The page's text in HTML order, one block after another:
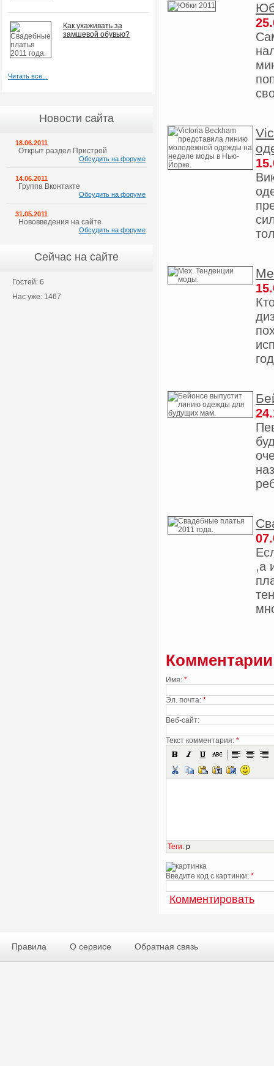
,а
Комментарии
Имя: *
Эл. почта: *
Веб-сайт:
Текст комментария: *
Теги: p
Введите код с картинки: *
Как ухаживать за
замшевой обувью?
Читать все...
Новости сайта
18.06.2011
Открыт раздел Пристрой
Обсудить на форуме
14.06.2011
Группа Вконтакте
Обсудить на форуме
31.05.2011
Нововведения на сайте
Обсудить на форуме
Сейчас на сайте
Гостей: 6
Нас уже: 1467
Правила О сервисе Обратная связь